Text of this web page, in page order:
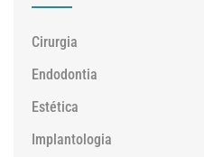
Cirurgia
Endodontia
Estética
Implantologia